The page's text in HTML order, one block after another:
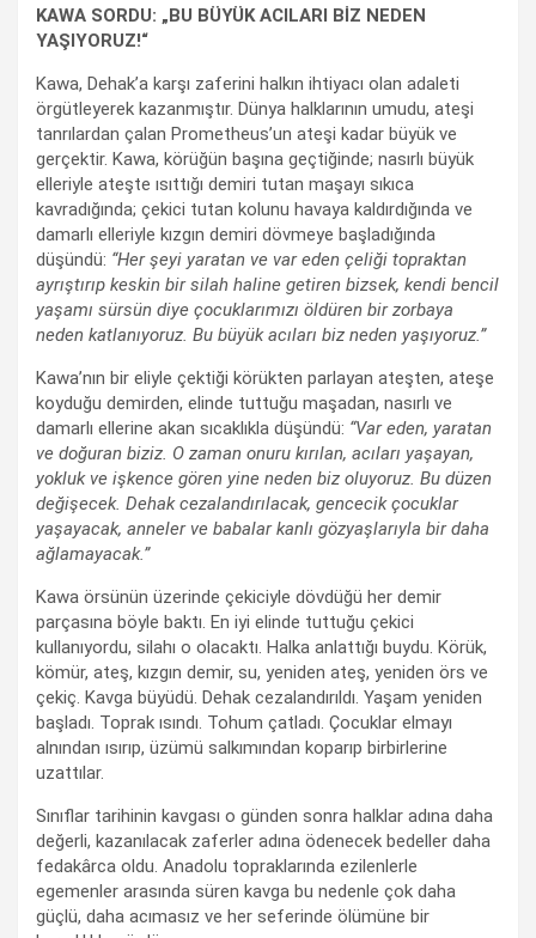
KAWA SORDU: „BU BÜYÜK ACILARI BİZ NEDEN
YAŞIYORUZ!“
Kawa, Dehak’a karşı zaferini halkın ihtiyacı olan adaleti
örgütleyerek kazanmıştır. Dünya halklarının umudu, ateşi
tanrılardan çalan Prometheus’un ateşi kadar büyük ve
gerçektir. Kawa, körüğün başına geçtiğinde; nasırlı büyük
elleriyle ateşte ısıttığı demiri tutan maşayı sıkıca
kavradığında; çekici tutan kolunu havaya kaldırdığında ve
damarlı elleriyle kızgın demiri dövmeye başladığında
düşündü: “Her şeyi yaratan ve var eden çeliği topraktan
ayrıştırıp keskin bir silah haline getiren bizsek, kendi bencil
yaşamı sürsün diye çocuklarımızı öldüren bir zorbaya
neden katlanıyoruz. Bu büyük acıları biz neden yaşıyoruz.”
Kawa’nın bir eliyle çektiği körükten parlayan ateşten, ateşe
koyduğu demirden, elinde tuttuğu maşadan, nasırlı ve
damarlı ellerine akan sıcaklıkla düşündü: “Var eden, yaratan
ve doğuran biziz. O zaman onuru kırılan, acıları yaşayan,
yokluk ve işkence gören yine neden biz oluyoruz. Bu düzen
değişecek. Dehak cezalandırılacak, gencecik çocuklar
yaşayacak, anneler ve babalar kanlı gözyaşlarıyla bir daha
ağlamayacak.”
Kawa örsünün üzerinde çekiciyle dövdüğü her demir
parçasına böyle baktı. En iyi elinde tuttuğu çekici
kullanıyordu, silahı o olacaktı. Halka anlattığı buydu. Körük,
kömür, ateş, kızgın demir, su, yeniden ateş, yeniden örs ve
çekiç. Kavga büyüdü. Dehak cezalandırıldı. Yaşam yeniden
başladı. Toprak ısındı. Tohum çatladı. Çocuklar elmayı
alnından ısırıp, üzümü salkımından koparıp birbirlerine
uzattılar.
Sınıflar tarihinin kavgası o günden sonra halklar adına daha
değerli, kazanılacak zaferler adına ödenecek bedeller daha
fedakârca oldu. Anadolu topraklarında ezilenlerle
egemenler arasında süren kavga bu nedenle çok daha
güçlü, daha acımasız ve her seferinde ölümüne bir